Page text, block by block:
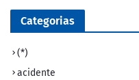
Categorias
(*)
acidente